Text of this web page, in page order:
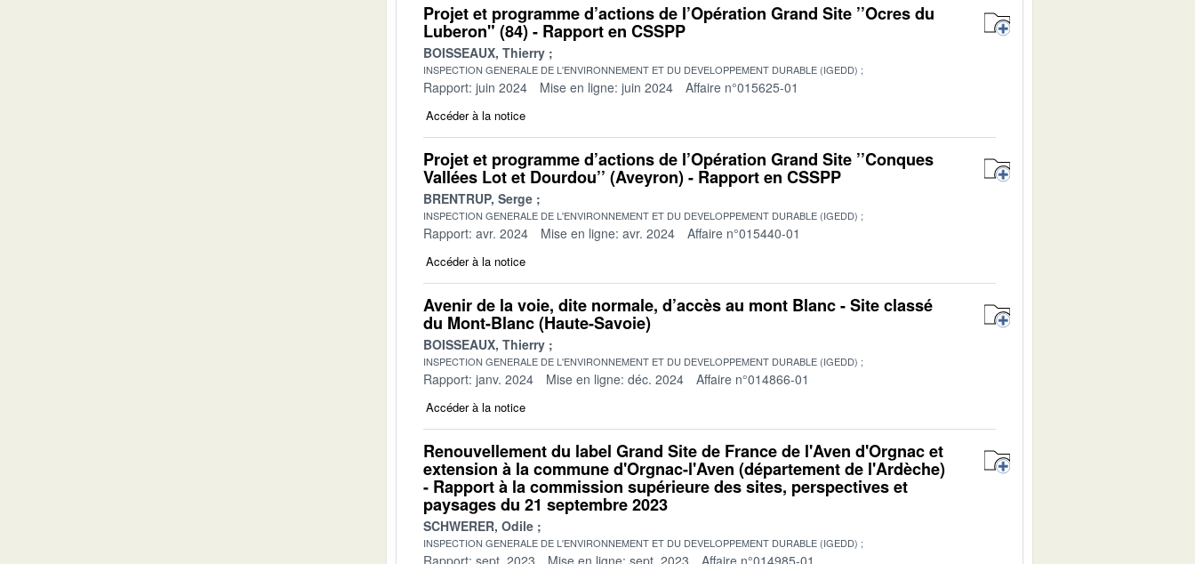
Projet et programme d’actions de l’Opération Grand Site ’’Ocres du
Luberon" (84) - Rapport en CSSPP
BOISSEAUX, Thierry
INSPECTION GENERALE DE L'ENVIRONNEMENT ET DU DEVELOPPEMENT DURABLE (IGEDD)
Rapport: juin 2024 Mise en ligne: juin 2024 Affaire n°015625-01
Accéder à la notice
Projet et programme d’actions de l’Opération Grand Site ’’Conques
Vallées Lot et Dourdou’’ (Aveyron) - Rapport en CSSPP
BRENTRUP, Serge
INSPECTION GENERALE DE L'ENVIRONNEMENT ET DU DEVELOPPEMENT DURABLE (IGEDD)
Rapport: avr. 2024 Mise en ligne: avr. 2024 Affaire n°015440-01
Accéder à la notice
Avenir de la voie, dite normale, d’accès au mont Blanc - Site classé
du Mont-Blanc (Haute-Savoie)
BOISSEAUX, Thierry
INSPECTION GENERALE DE L'ENVIRONNEMENT ET DU DEVELOPPEMENT DURABLE (IGEDD)
Rapport: janv. 2024 Mise en ligne: déc. 2024 Affaire n°014866-01
Accéder à la notice
Renouvellement du label Grand Site de France de l'Aven d'Orgnac et
extension à la commune d'Orgnac-l'Aven (département de l'Ardèche)
- Rapport à la commission supérieure des sites, perspectives et
paysages du 21 septembre 2023
SCHWERER, Odile
INSPECTION GENERALE DE L'ENVIRONNEMENT ET DU DEVELOPPEMENT DURABLE (IGEDD)
Rapport: sept. 2023 Mise en ligne: sept. 2023 Affaire n°014985-01